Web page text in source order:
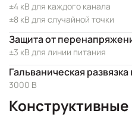
±4 кВ для каждого канала
±8 кВ для случайной точки
Защита от
±3 кВ для линии питания
Гальваническая
3000 В
Конструктивные